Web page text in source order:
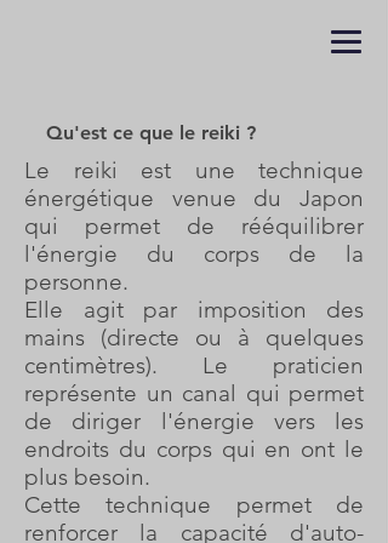
Qu'est ce que le reiki ?
Le reiki est une technique
énergétique venue du Japon
qui permet de rééquilibrer
l'énergie du corps de la
personne.
Elle agit par imposition des
mains (directe ou à quelques
centimètres). Le praticien
représente un canal qui permet
de diriger l'énergie vers les
endroits du corps qui en ont le
plus besoin.
Cette technique permet de
renforcer la capacité d'auto-